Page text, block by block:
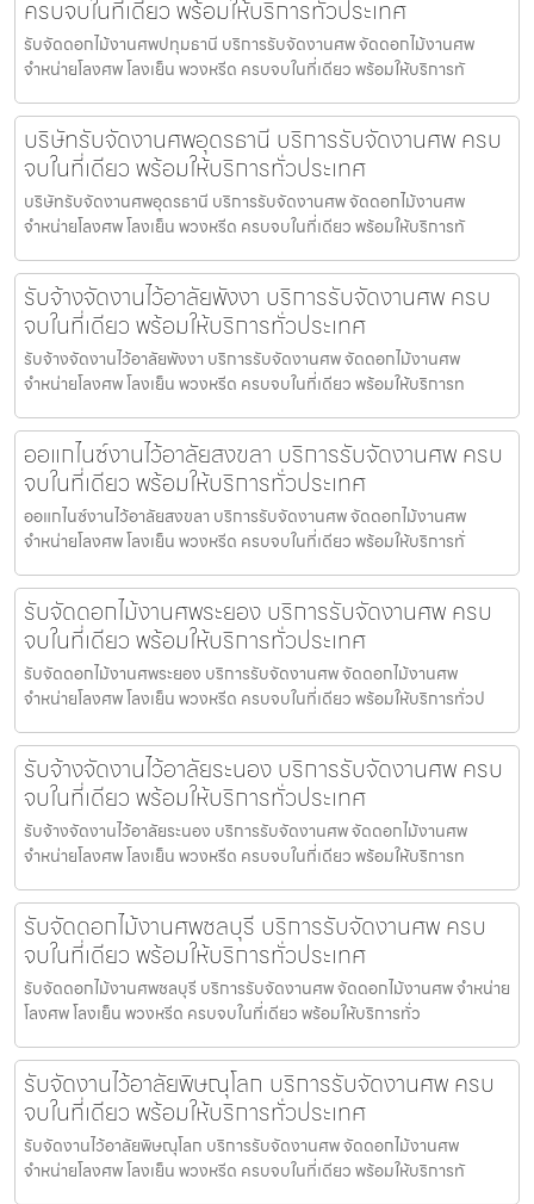
ครบจบในที่เดียว พร้อมให้บริการทั่วประเทศ
รับจัดดอกไม้งานศพปทุมธานี บริการรับจัดงานศพ จัดดอกไม้งานศพ
จำหน่ายโลงศพ โลงเย็น พวงหรีด ครบจบในที่เดียว พร้อมให้บริการทั
บริษัทรับจัดงานศพอุดรธานี บริการรับจัดงานศพ ครบ
จบในที่เดียว พร้อมให้บริการทั่วประเทศ
บริษัทรับจัดงานศพอุดรธานี บริการรับจัดงานศพ จัดดอกไม้งานศพ
จำหน่ายโลงศพ โลงเย็น พวงหรีด ครบจบในที่เดียว พร้อมให้บริการทั
รับจ้างจัดงานไว้อาลัยพังงา บริการรับจัดงานศพ ครบ
จบในที่เดียว พร้อมให้บริการทั่วประเทศ
รับจ้างจัดงานไว้อาลัยพังงา บริการรับจัดงานศพ จัดดอกไม้งานศพ
จำหน่ายโลงศพ โลงเย็น พวงหรีด ครบจบในที่เดียว พร้อมให้บริการท
ออแกไนซ์งานไว้อาลัยสงขลา บริการรับจัดงานศพ ครบ
จบในที่เดียว พร้อมให้บริการทั่วประเทศ
ออแกไนซ์งานไว้อาลัยสงขลา บริการรับจัดงานศพ จัดดอกไม้งานศพ
จำหน่ายโลงศพ โลงเย็น พวงหรีด ครบจบในที่เดียว พร้อมให้บริการทั่
รับจัดดอกไม้งานศพระยอง บริการรับจัดงานศพ ครบ
จบในที่เดียว พร้อมให้บริการทั่วประเทศ
รับจัดดอกไม้งานศพระยอง บริการรับจัดงานศพ จัดดอกไม้งานศพ
จำหน่ายโลงศพ โลงเย็น พวงหรีด ครบจบในที่เดียว พร้อมให้บริการทั่วป
รับจ้างจัดงานไว้อาลัยระนอง บริการรับจัดงานศพ ครบ
จบในที่เดียว พร้อมให้บริการทั่วประเทศ
รับจ้างจัดงานไว้อาลัยระนอง บริการรับจัดงานศพ จัดดอกไม้งานศพ
จำหน่ายโลงศพ โลงเย็น พวงหรีด ครบจบในที่เดียว พร้อมให้บริการท
รับจัดดอกไม้งานศพชลบุรี บริการรับจัดงานศพ ครบ
จบในที่เดียว พร้อมให้บริการทั่วประเทศ
รับจัดดอกไม้งานศพชลบุรี บริการรับจัดงานศพ จัดดอกไม้งานศพ จำหน่าย
โลงศพ โลงเย็น พวงหรีด ครบจบในที่เดียว พร้อมให้บริการทั่ว
รับจัดงานไว้อาลัยพิษณุโลก บริการรับจัดงานศพ ครบ
จบในที่เดียว พร้อมให้บริการทั่วประเทศ
รับจัดงานไว้อาลัยพิษณุโลก บริการรับจัดงานศพ จัดดอกไม้งานศพ
จำหน่ายโลงศพ โลงเย็น พวงหรีด ครบจบในที่เดียว พร้อมให้บริการทั